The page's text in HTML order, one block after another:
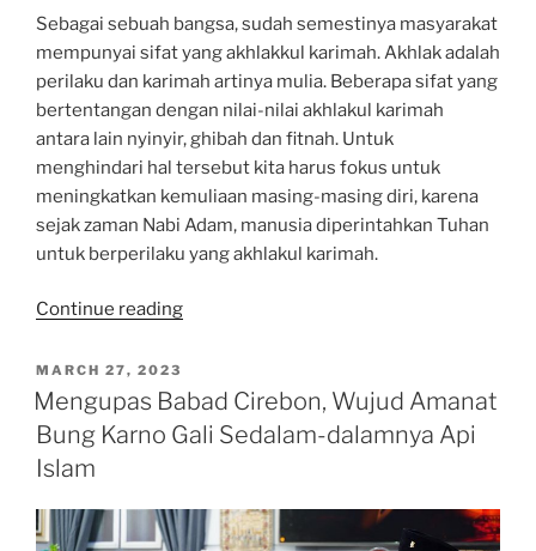
Sebagai sebuah bangsa, sudah semestinya masyarakat
mempunyai sifat yang akhlakkul karimah. Akhlak adalah
perilaku dan karimah artinya mulia. Beberapa sifat yang
bertentangan dengan nilai-nilai akhlakul karimah
antara lain nyinyir, ghibah dan fitnah. Untuk
menghindari hal tersebut kita harus fokus untuk
meningkatkan kemuliaan masing-masing diri, karena
sejak zaman Nabi Adam, manusia diperintahkan Tuhan
untuk berperilaku yang akhlakul karimah.
Continue reading“Gus
adalah
Tanda
Berhasil
dalam
POSTED
ON
MARCH 27, 2023
Mengupas Babad Cirebon, Wujud Amanat
Bung Karno Gali Sedalam-dalamnya Api
Islam